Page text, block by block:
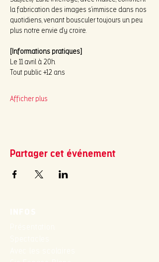
la fabrication des images s’immisce dans nos
quotidiens, venant bousculer toujours un peu
plus notre envie d’y croire.
[Informations pratiques]
Le 11 avril à 20h
Tout public +12 ans
Afficher plus
Partager cet événement